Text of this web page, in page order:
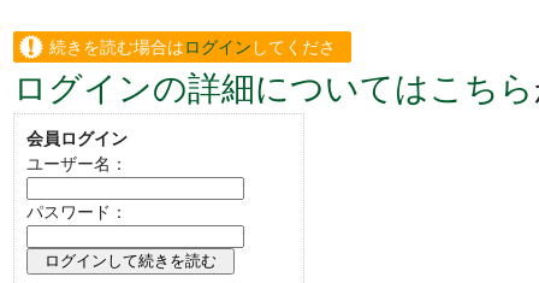
続きを読む場合はログイン してくださ
い。
ログインの詳細についてはこちら
会員ログイン
ユーザー名：
パスワード：